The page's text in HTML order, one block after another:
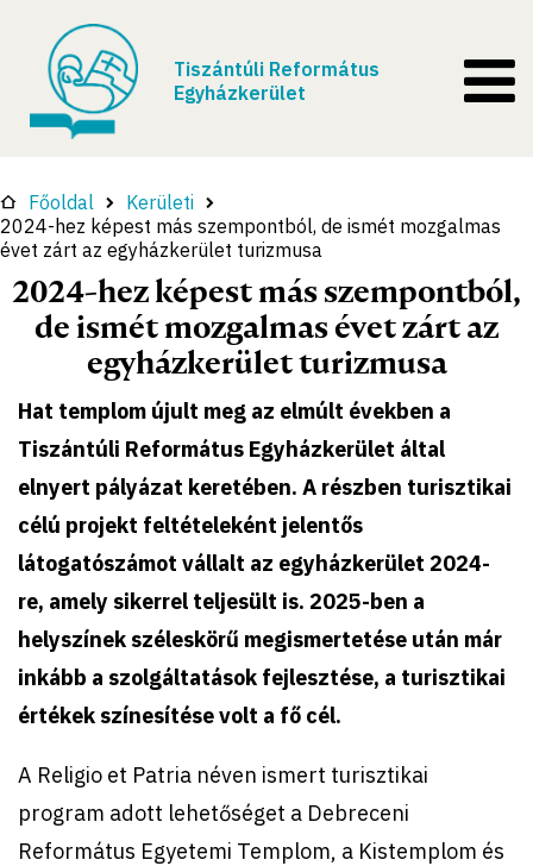
Tiszántúli Református
Egyházkerület
Főoldal
Kerületi
2024-hez képest más szempontból, de ismét mozgalmas
évet zárt az egyházkerület turizmusa
2024-hez képest más szempontból,
de ismét mozgalmas évet zárt az
egyházkerület turizmusa
Hat templom újult meg az elmúlt években a
Tiszántúli Református Egyházkerület által
elnyert pályázat keretében. A részben turisztikai
célú projekt feltételeként jelentős
látogatószámot vállalt az egyházkerület 2024-
re, amely sikerrel teljesült is. 2025-ben a
helyszínek széleskörű megismertetése után már
inkább a szolgáltatások fejlesztése, a turisztikai
értékek színesítése volt a fő cél.
A Religio et Patria néven ismert turisztikai
program adott lehetőséget a Debreceni
Református Egyetemi Templom, a Kistemplom és